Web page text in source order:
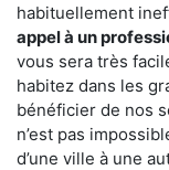
habituellement
appel à un
vous sera très
habitez dans les
bénéficier de nos
n’est pas
d’une ville à une